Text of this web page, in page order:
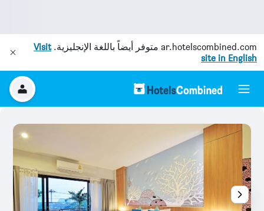
ar.hotelscombined.com متوفر أيضاً باللغة الإنجليزية.Visit
site in English